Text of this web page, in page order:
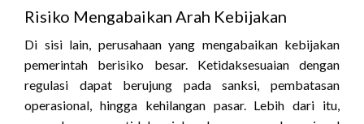
Risiko Mengabaikan Arah Kebijakan
Di sisi lain, perusahaan yang mengabaikan kebijakan
pemerintah berisiko besar. Ketidaksesuaian dengan
regulasi dapat berujung pada sanksi, pembatasan
operasional, hingga kehilangan pasar. Lebih dari itu,